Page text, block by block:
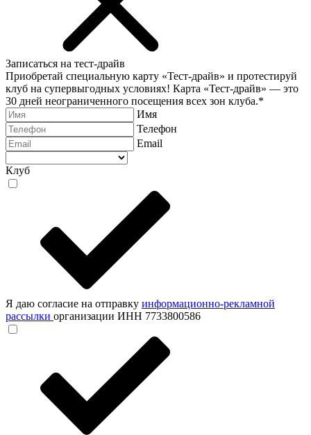
Записаться на тест-драйв
Приобретай специальную карту «Тест-драйв» и протестируй
клуб на супервыгодных условиях! Карта «Тест-драйв» — это
30 дней неограниченного посещения всех зон клуба.*
Имя
Телефон
Email
Клуб
Я даю согласие на отправку информационно-рекламной
рассылки организации ИНН 7733800586